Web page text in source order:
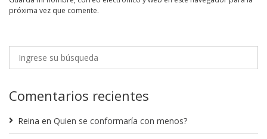
próxima vez que comente.
Comentarios recientes
Reina en Quien se conformaría con menos?